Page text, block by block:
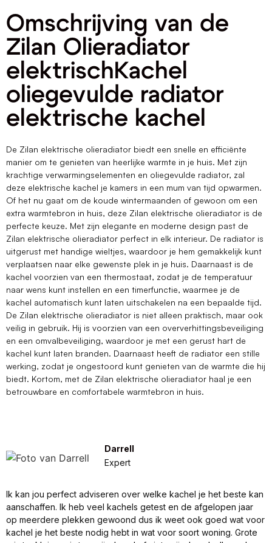
Omschrijving van de
Zilan Olieradiator
elektrischKachel
oliegevulde radiator
elektrische kachel
De Zilan elektrische olieradiator biedt een snelle en efficiënte
manier om te genieten van heerlijke warmte in je huis. Met zijn
krachtige verwarmingselementen en oliegevulde radiator, zal
deze elektrische kachel je kamers in een mum van tijd opwarmen.
Of het nu gaat om de koude wintermaanden of gewoon om een
extra warmtebron in huis, deze Zilan elektrische olieradiator is de
perfecte keuze. Met zijn elegante en moderne design past de
Zilan elektrische olieradiator perfect in elk interieur. De radiator is
uitgerust met handige wieltjes, waardoor je hem gemakkelijk kunt
verplaatsen naar elke gewenste plek in je huis. Daarnaast is de
kachel voorzien van een thermostaat, zodat je de temperatuur
naar wens kunt instellen en een timerfunctie, waarmee je de
kachel automatisch kunt laten uitschakelen na een bepaalde tijd.
De Zilan elektrische olieradiator is niet alleen praktisch, maar ook
veilig in gebruik. Hij is voorzien van een oververhittingsbeveiliging
en een omvalbeveiliging, waardoor je met een gerust hart de
kachel kunt laten branden. Daarnaast heeft de radiator een stille
werking, zodat je ongestoord kunt genieten van de warmte die hij
biedt. Kortom, met de Zilan elektrische olieradiator haal je een
betrouwbare en comfortabele warmtebron in huis.
Darrell
Expert
Ik kan jou perfect adviseren over welke kachel je het beste kan
aanschaffen. Ik heb veel kachels getest en de afgelopen jaar
op meerdere plekken gewoond dus ik weet ook goed wat voor
kachel je het beste nodig hebt in wat voor soort woning. Grote